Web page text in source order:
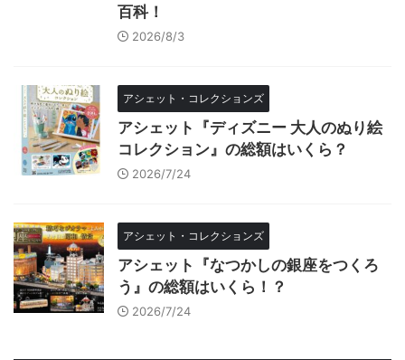
百科！
2026/8/3
アシェット・コレクションズ
アシェット『ディズニー 大人のぬり絵
コレクション』の総額はいくら？
2026/7/24
アシェット・コレクションズ
アシェット『なつかしの銀座をつくろ
う』の総額はいくら！？
2026/7/24